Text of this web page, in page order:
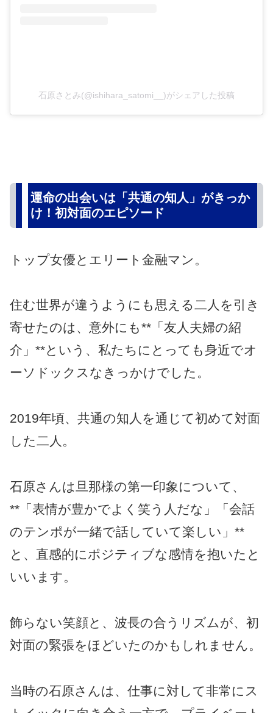
石原さとみ(@ishihara_satomi__)がシェアした投稿
運命の出会いは「共通の知人」がきっか
け！初対面のエピソード
トップ女優とエリート金融マン。
住む世界が違うようにも思える二人を引き
寄せたのは、意外にも**「友人夫婦の紹
介」**という、私たちにとっても身近でオ
ーソドックスなきっかけでした。
2019年頃、共通の知人を通じて初めて対面
した二人。
石原さんは旦那様の第一印象について、
**「表情が豊かでよく笑う人だな」「会話
のテンポが一緒で話していて楽しい」**
と、直感的にポジティブな感情を抱いたと
いいます。
飾らない笑顔と、波長の合うリズムが、初
対面の緊張をほどいたのかもしれません。
当時の石原さんは、仕事に対して非常にス